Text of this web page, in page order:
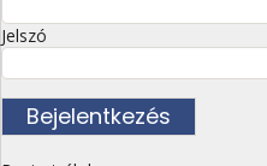
Jelszó